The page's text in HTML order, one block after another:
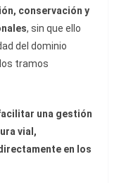
conservación y
, sin que ello
del dominio
tramos
una gestión
vial,
en los